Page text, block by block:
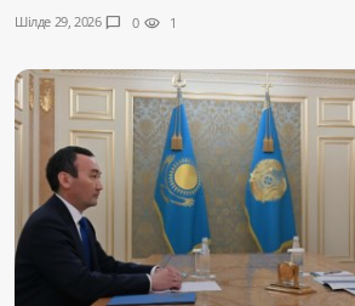
Шілде 29, 2026 chat_bubble 0 visibility 1